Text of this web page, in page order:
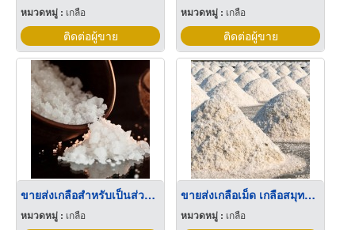
หมวดหมู่ : เกลือ
ติดต่อผู้ขาย
หมวดหมู่ : เกลือ
ติดต่อผู้ขาย
ขายส่งเกลือสำหรับเป็นส่วนผสมเวชภัณฑ์-เครื่องสำอาง
หมวดหมู่ : เกลือ
ขายส่งเกลือเม็ด เกลือสมุทรคุณภาพดีพร้อมส่ง
หมวดหมู่ : เกลือ